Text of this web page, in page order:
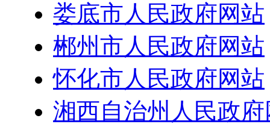
娄底市人民政府网站
郴州市人民政府网站
怀化市人民政府网站
湘西自治州人民政